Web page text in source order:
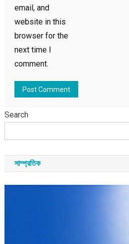
email, and
website in this
browser for the
next time I
comment.
Search
সাম্প্রতিক